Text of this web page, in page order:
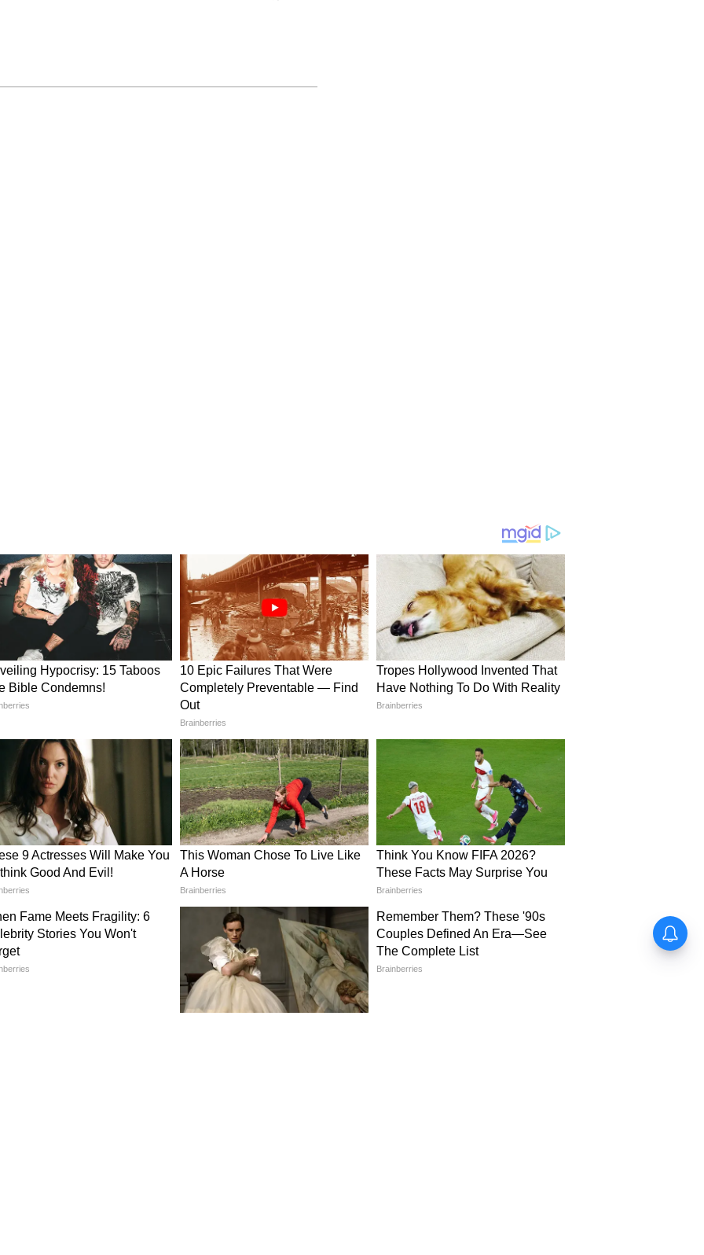
৪৮ বছরের স্কুল টিচার সুতপা। ২ বছর আগে
কগনিটিভ ইম্পেয়ারমেন্ট। ওষুধের বদলে ডাক্তার
মিনিট ডুওলিঙ্গোতে স্প্যানিশ, ২০ মিনিট
অঙ্ক করানো। ১৮ মাস পর ফলো-আপ MRI -
স্কোর ২৫ থেকে ৮৮। “ওষুধ দিলে ব্রেন ভাড়াটে হয়।
ডাক্তার।
কেস লাইফস্টাইল দিয়ে আটকানো যায়।
কন্ট্রোল করো। কম শিক্ষা, হেড ইনজুরি,
সোশ্যাল আইসোলেশন, এয়ার পলিউশন,
লস, ফিজিক্যাল ইনঅ্যাকটিভিটি। কিন্তু সবচেয়ে বড়
৬৫ বছর বয়সে যারা নতুন স্কিল শেখে, তাদের
EMIও শুরু করো। রোজ ১৫ মিনিট। ফোন রেখে
রেসিপি ট্রাই করো। বাচ্চাকে পড়াও। বাবা-মাকে
থেরাপি। ঘুম ৭ ঘণ্টা মাস্ট, কারণ ঘুমের
ময়লা সাফ করে। না ঘুমালে অ্যামাইলয়েড প্লাক
দেবে, না তরুণ রাখবে - চয়েস তোমার। ৩০-এর পর
(লাইফস্টাইল নিউজ): Read Lifestyle Tips